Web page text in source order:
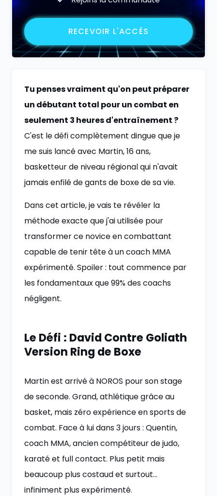
Tu penses vraiment qu'on peut préparer
un débutant total pour un combat en
seulement 3 heures d'entraînement ?
C'est le défi complètement dingue que je
me suis lancé avec Martin, 16 ans,
basketteur de niveau régional qui n'avait
jamais enfilé de gants de boxe de sa vie.
Dans cet article, je vais te révéler la
méthode exacte que j'ai utilisée pour
transformer ce novice en combattant
capable de tenir tête à un coach MMA
expérimenté. Spoiler : tout commence par
les fondamentaux que 99% des coachs
négligent.
Le Défi : David Contre Goliath
Version Ring de Boxe
Martin est arrivé à NOROS pour son stage
de seconde. Grand, athlétique grâce au
basket, mais zéro expérience en sports de
combat. Face à lui dans 3 jours : Quentin,
coach MMA, ancien compétiteur de judo,
karaté et full contact. Plus petit mais
beaucoup plus costaud et surtout…
infiniment plus expérimenté.
RECEVOIR L'ACCÈS